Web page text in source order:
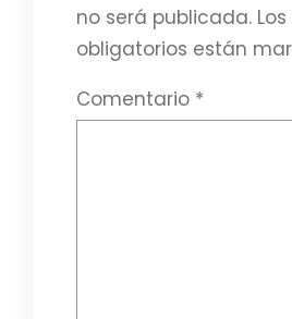
no será publicada.
obligatorios están
Comentario *